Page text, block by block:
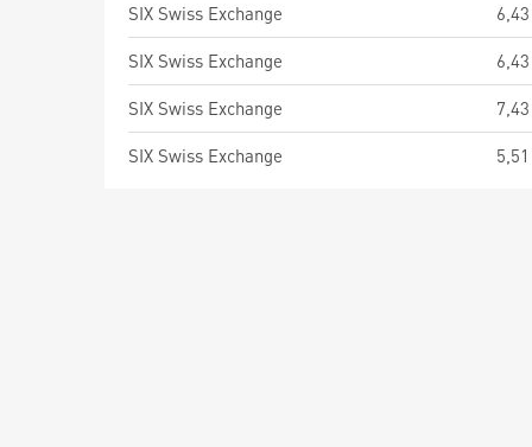
SIX Swiss Exchange
6,43
SIX Swiss Exchange
6,43
SIX Swiss Exchange
7,43
SIX Swiss Exchange
5,51